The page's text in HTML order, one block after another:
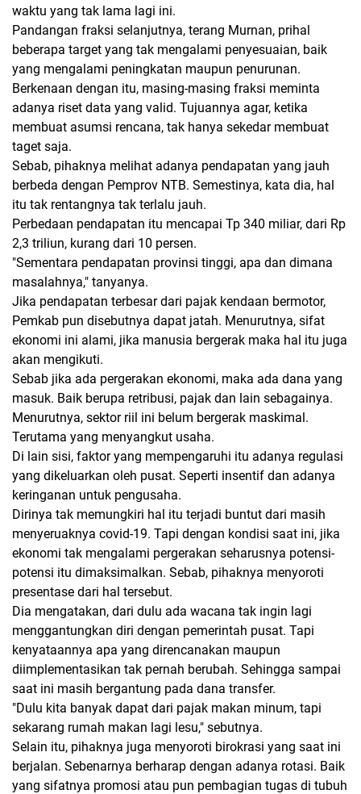
waktu yang tak lama lagi ini.
Pandangan fraksi selanjutnya, terang Murnan, prihal
beberapa target yang tak mengalami penyesuaian, baik
yang mengalami peningkatan maupun penurunan.
Berkenaan dengan itu, masing-masing fraksi meminta
adanya riset data yang valid. Tujuannya agar, ketika
membuat asumsi rencana, tak hanya sekedar membuat
taget saja.
Sebab, pihaknya melihat adanya pendapatan yang jauh
berbeda dengan Pemprov NTB. Semestinya, kata dia, hal
itu tak rentangnya tak terlalu jauh.
Perbedaan pendapatan itu mencapai Tp 340 miliar, dari Rp
2,3 triliun, kurang dari 10 persen.
"Sementara pendapatan provinsi tinggi, apa dan dimana
masalahnya," tanyanya.
Jika pendapatan terbesar dari pajak kendaan bermotor,
Pemkab pun disebutnya dapat jatah. Menurutnya, sifat
ekonomi ini alami, jika manusia bergerak maka hal itu juga
akan mengikuti.
Sebab jika ada pergerakan ekonomi, maka ada dana yang
masuk. Baik berupa retribusi, pajak dan lain sebagainya.
Menurutnya, sektor riil ini belum bergerak maskimal.
Terutama yang menyangkut usaha.
Di lain sisi, faktor yang mempengaruhi itu adanya regulasi
yang dikeluarkan oleh pusat. Seperti insentif dan adanya
keringanan untuk pengusaha.
Dirinya tak memungkiri hal itu terjadi buntut dari masih
menyeruaknya covid-19. Tapi dengan kondisi saat ini, jika
ekonomi tak mengalami pergerakan seharusnya potensi-
potensi itu dimaksimalkan. Sebab, pihaknya menyoroti
presentase dari hal tersebut.
Dia mengatakan, dari dulu ada wacana tak ingin lagi
menggantungkan diri dengan pemerintah pusat. Tapi
kenyataannya apa yang direncanakan maupun
diimplementasikan tak pernah berubah. Sehingga sampai
saat ini masih bergantung pada dana transfer.
"Dulu kita banyak dapat dari pajak makan minum, tapi
sekarang rumah makan lagi lesu," sebutnya.
Selain itu, pihaknya juga menyoroti birokrasi yang saat ini
berjalan. Sebenarnya berharap dengan adanya rotasi. Baik
yang sifatnya promosi atau pun pembagian tugas di tubuh